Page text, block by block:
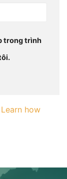
trong trình
Learn how